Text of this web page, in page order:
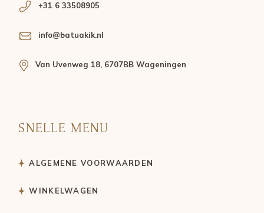
+31 6 33508905
info@batuakik.nl
Van Uvenweg 18, 6707BB Wageningen
SNELLE MENU
ALGEMENE VOORWAARDEN
WINKELWAGEN